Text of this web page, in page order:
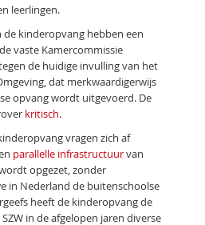
leerlingen.
kinderopvang hebben een
vaste Kamercommissie
de huidige invulling van het
dat merkwaardigerwijs
opvang wordt uitgevoerd. De
kritisch.
vragen zich af
parallelle infrastructuurvan
opgezet, zonder
in Nederland de buitenschoolse
heeft de kinderopvang de
in de afgelopen jaren diverse